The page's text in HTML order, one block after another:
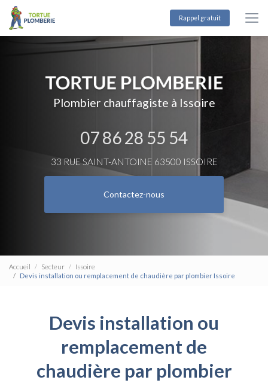
Aller
contenu
Rappel gratuit
Plombier chauffagiste à Issoire
07 86 28 55 54
33 RUE SAINT-ANTOINE 63500 ISSOIRE
Contactez-nous
Accueil Secteur
Issoire
Devis installation ou remplacement de chaudière par plombier Issoire
Devis installation ou
remplacement de
chaudière par plombier